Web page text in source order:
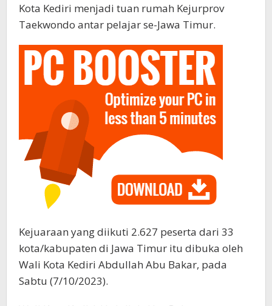
Kota Kediri menjadi tuan rumah Kejurprov
Taekwondo antar pelajar se-Jawa Timur.
Kejuaraan yang diikuti 2.627 peserta dari 33
kota/kabupaten di Jawa Timur itu dibuka oleh
Wali Kota Kediri Abdullah Abu Bakar, pada
Sabtu (7/10/2023).